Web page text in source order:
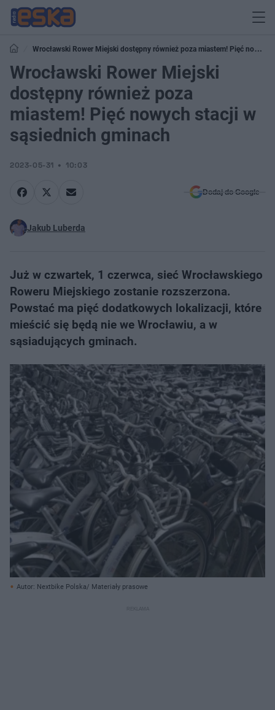
Wrocławski Rower Miejski dostępny również poza miastem! Pięć nowych
stacji w sąsiednich gminach
Wrocławski Rower Miejski
dostępny również poza
miastem! Pięć nowych stacji w
sąsiednich gminach
2023-05-31 10:03
Dodaj do Google
Jakub Luberda
Już w czwartek, 1 czerwca, sieć Wrocławskiego
Roweru Miejskiego zostanie rozszerzona.
Powstać ma pięć dodatkowych lokalizacji, które
mieścić się będą nie we Wrocławiu, a w
sąsiadujących gminach.
Autor: Nextbike Polska/ Materiały prasowe